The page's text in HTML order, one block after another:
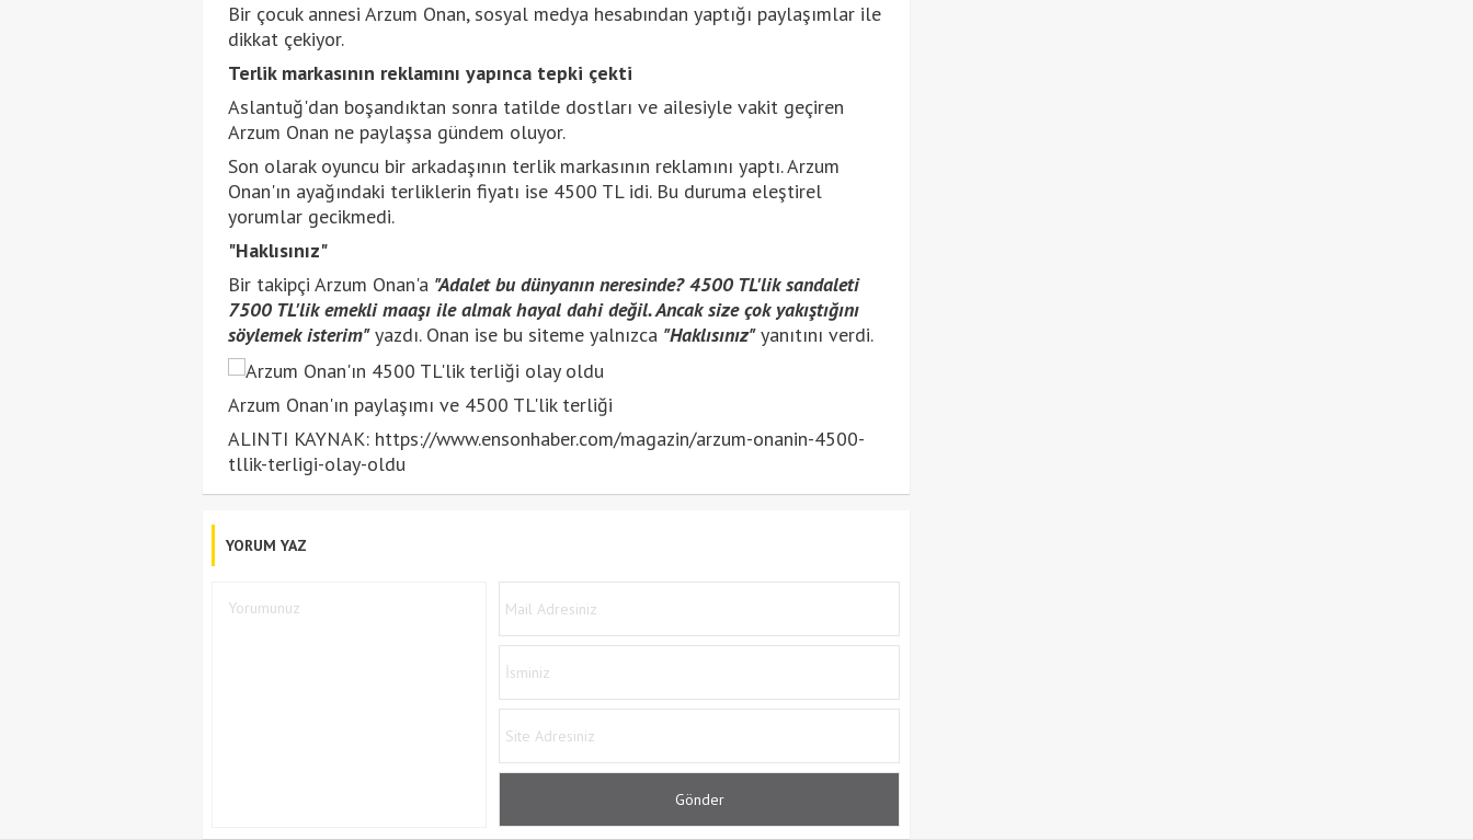
Bir çocuk annesi Arzum Onan, sosyal medya hesabından yaptığı paylaşımlar ile
dikkat çekiyor.
Terlik markasının reklamını yapınca tepki çekti
Aslantuğ'dan boşandıktan sonra tatilde dostları ve ailesiyle vakit geçiren
Arzum Onan ne paylaşsa gündem oluyor.
Son olarak oyuncu bir arkadaşının terlik markasının reklamını yaptı. Arzum
Onan'ın ayağındaki terliklerin fiyatı ise 4500 TL idi. Bu duruma eleştirel
yorumlar gecikmedi.
"Haklısınız"
Bir takipçi Arzum Onan'a "Adalet bu dünyanın neresinde? 4500 TL'lik sandaleti
7500 TL'lik emekli maaşı ile almak hayal dahi değil. Ancak size çok yakıştığını
söylemek isterim"yazdı. Onan ise bu siteme yalnızca "Haklısınız"yanıtını verdi.
Arzum Onan'ın paylaşımı ve 4500 TL'lik terliği
ALINTI KAYNAK: https://www.ensonhaber.com/magazin/arzum-onanin-4500-
tllik-terligi-olay-oldu
YORUM YAZ